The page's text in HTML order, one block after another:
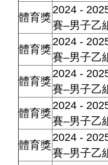
體育獎
2024 -
賽–男子乙
體育獎
2024 -
賽–男子乙
體育獎
2024 -
賽–男子乙
體育獎
2024 -
賽–男子乙
體育獎
2024 -
賽–男子乙